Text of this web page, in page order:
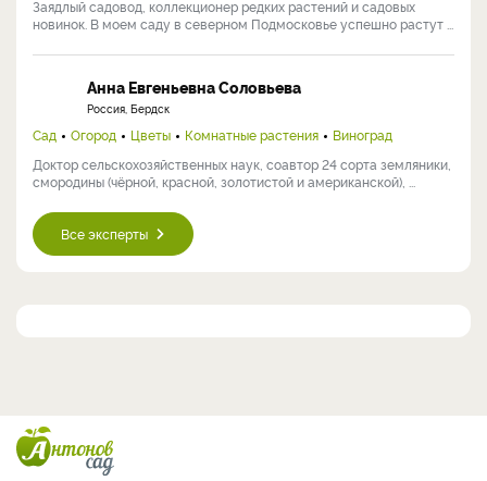
Заядлый садовод, коллекционер редких растений и садовых
новинок. В моем саду в северном Подмосковье успешно растут ...
Анна Евгеньевна Соловьева
Россия, Бердск
Сад Огород Цветы Комнатные растения
Виноград
Доктор сельскохозяйственных наук, соавтор 24 сорта земляники,
смородины (чёрной, красной, золотистой и американской), ...
Все эксперты